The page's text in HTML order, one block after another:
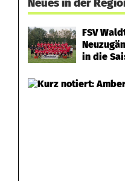
Neues in der
FSV
in die